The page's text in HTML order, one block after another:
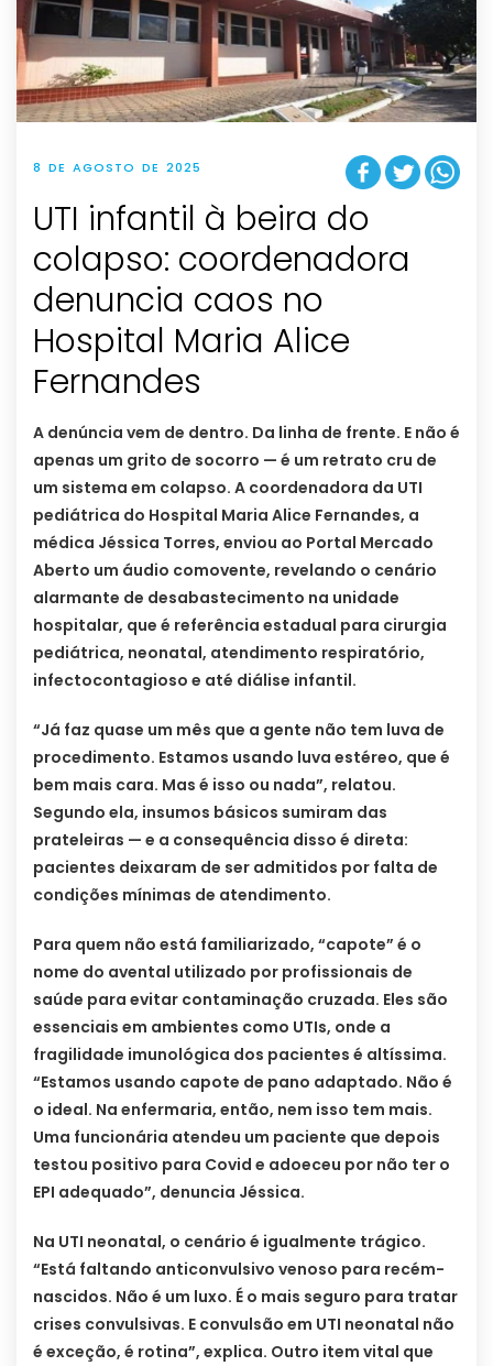
8 DE AGOSTO DE 2025
UTI infantil à beira do
colapso: coordenadora
denuncia caos no
Hospital Maria Alice
Fernandes
A denúncia vem de dentro. Da linha de frente. E não é
apenas um grito de socorro — é um retrato cru de
um sistema em colapso. A coordenadora da UTI
pediátrica do Hospital Maria Alice Fernandes, a
médica Jéssica Torres, enviou ao Portal Mercado
Aberto um áudio comovente, revelando o cenário
alarmante de desabastecimento na unidade
hospitalar, que é referência estadual para cirurgia
pediátrica, neonatal, atendimento respiratório,
infectocontagioso e até diálise infantil.
“Já faz quase um mês que a gente não tem luva de
procedimento. Estamos usando luva estéreo, que é
bem mais cara. Mas é isso ou nada”, relatou.
Segundo ela, insumos básicos sumiram das
prateleiras — e a consequência disso é direta:
pacientes deixaram de ser admitidos por falta de
condições mínimas de atendimento.
Para quem não está familiarizado, “capote” é o
nome do avental utilizado por profissionais de
saúde para evitar contaminação cruzada. Eles são
essenciais em ambientes como UTIs, onde a
fragilidade imunológica dos pacientes é altíssima.
“Estamos usando capote de pano adaptado. Não é
o ideal. Na enfermaria, então, nem isso tem mais.
Uma funcionária atendeu um paciente que depois
testou positivo para Covid e adoeceu por não ter o
EPI adequado”, denuncia Jéssica.
Na UTI neonatal, o cenário é igualmente trágico.
“Está faltando anticonvulsivo venoso para recém-
nascidos. Não é um luxo. É o mais seguro para tratar
crises convulsivas. E convulsão em UTI neonatal não
é exceção, é rotina”, explica. Outro item vital que